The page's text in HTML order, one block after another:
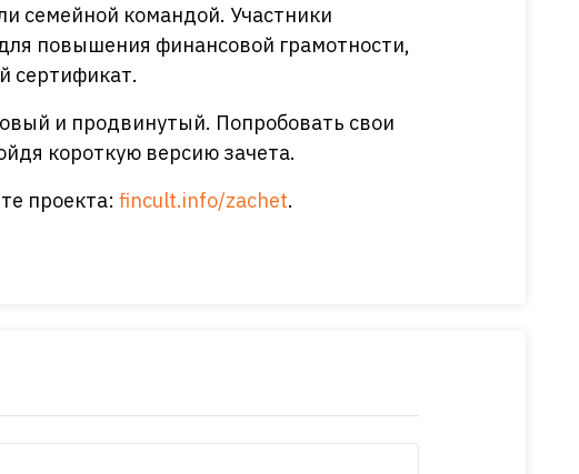
семейной командой. Участники
повышения финансовой грамотности,
сертификат.
и продвинутый. Попробовать свои
короткую версию зачета.
проекта: fincult.info/zachet.